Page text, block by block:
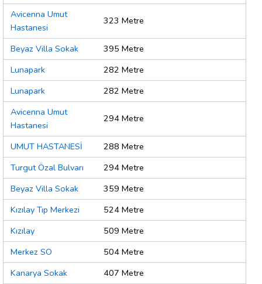
Avicenna Umut
Hastanesi
323 Metre
Beyaz Villa Sokak
395 Metre
Lunapark
282 Metre
Lunapark
282 Metre
Avicenna Umut
Hastanesi
294 Metre
UMUT HASTANESİ
288 Metre
Turgut Özal Bulvarı
294 Metre
Beyaz Villa Sokak
359 Metre
Kızılay Tıp Merkezi
524 Metre
Kızılay
509 Metre
Merkez SO
504 Metre
Kanarya Sokak
407 Metre